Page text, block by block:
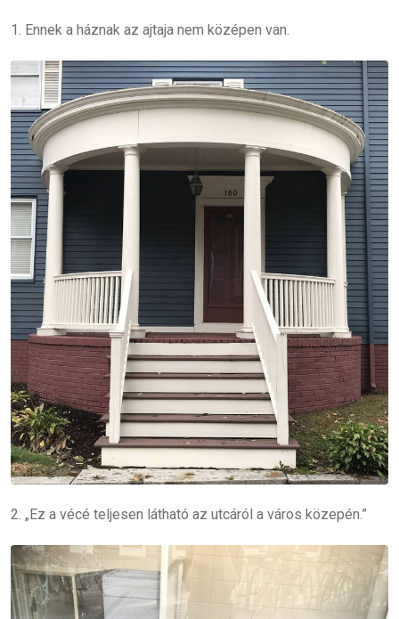
1. Ennek a háznak az ajtaja nem középen van.
2. „Ez a vécé teljesen látható az utcáról a város közepén.”